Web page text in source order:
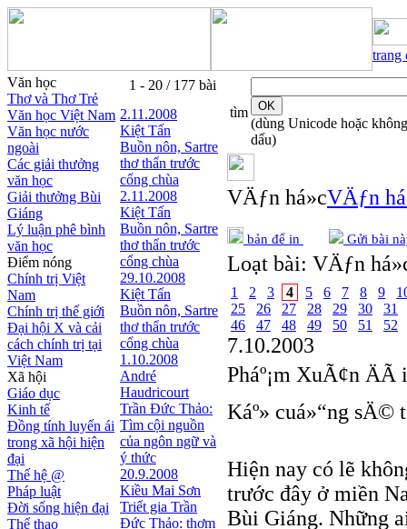
trang
Văn học
Thơ và Thơ Trẻ
Văn học Việt Nam
Văn học nước
ngoài
Các giải thưởng
văn học
Giải thưởng Bùi
Giáng
Lý luận phê bình
văn học
Điểm nóng
Chính trị Việt
Nam
Chính trị thế giới
Đại hội X và cải
cách chính trị tại
Việt Nam
Xã hội
Giáo dục
Kinh tế
Đồng tính luyến ái
trong xã hội hiện
đại
Thế hệ @
Pháp luật
Đời sống hiện đại
Thể thao
1 - 20 / 177 bài
2.11.2008
Kiệt Tấn
Buồn nôn, Sartre
thơ thẩn trước
cổng chùa
2.11.2008
Kiệt Tấn
Buồn nôn, Sartre
thơ thẩn trước
cổng chùa
29.10.2008
Kiệt Tấn
Buồn nôn, Sartre
thơ thẩn trước
cổng chùa
1.10.2008
André
Haudricourt
Trần Đức Thảo:
Tìm cội nguồn
của ngôn ngữ và
ý thức
20.9.2008
Kiều Mai Sơn
Triết gia Trần
Ðức Thảo: thơm
tìm
(dùng Unicode hoặc không
dấu)
VÄƒn há»cVÄƒn
bản để in Gửi bài
Loạt bài: VÄƒn
1 2 3 4 5 6 7 8 9
25
26 27 28 29 30
31
46
47 48 49 50 51 52
7.10.2003
Pháº¡m XuÃ¢n ÄÃ i
Káº» cuá»“ng sÄ©
Hiện nay có lẽ
trước đây ở miền
Bùi Giáng. Những